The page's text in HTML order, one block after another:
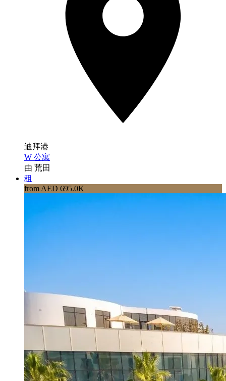
迪拜港
W 公寓
由 荒田
租
from AED 695.0K